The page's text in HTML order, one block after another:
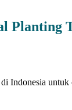
Indonesia